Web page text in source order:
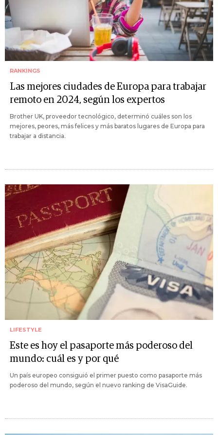
RANKINGS
Las mejores ciudades de Europa para trabajar
remoto en 2024, según los expertos
Brother UK, proveedor tecnológico, determinó cuáles son los
mejores, peores, más felices y más baratos lugares de Europa para
trabajar a distancia.
LIFESTYLE
Este es hoy el pasaporte más poderoso del
mundo: cuál es y por qué
Un país europeo consiguió el primer puesto como pasaporte más
poderoso del mundo, según el nuevo ranking de VisaGuide.